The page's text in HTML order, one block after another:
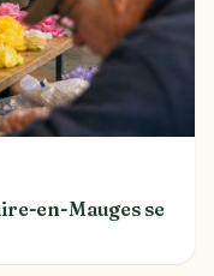
en-Mauges se